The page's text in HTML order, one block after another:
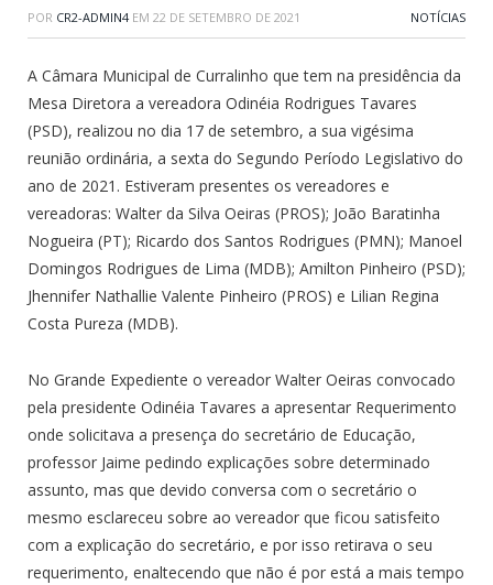
POR CR2-ADMIN4 EM 22 DE SETEMBRO DE 2021 NOTÍCIAS
A Câmara Municipal de Curralinho que tem na presidência da
Mesa Diretora a vereadora Odinéia Rodrigues Tavares
(PSD), realizou no dia 17 de setembro, a sua vigésima
reunião ordinária, a sexta do Segundo Período Legislativo do
ano de 2021. Estiveram presentes os vereadores e
vereadoras: Walter da Silva Oeiras (PROS); João Baratinha
Nogueira (PT); Ricardo dos Santos Rodrigues (PMN); Manoel
Domingos Rodrigues de Lima (MDB); Amilton Pinheiro (PSD);
Jhennifer Nathallie Valente Pinheiro (PROS) e Lilian Regina
Costa Pureza (MDB).
No Grande Expediente o vereador Walter Oeiras convocado
pela presidente Odinéia Tavares a apresentar Requerimento
onde solicitava a presença do secretário de Educação,
professor Jaime pedindo explicações sobre determinado
assunto, mas que devido conversa com o secretário o
mesmo esclareceu sobre ao vereador que ficou satisfeito
com a explicação do secretário, e por isso retirava o seu
requerimento, enaltecendo que não é por está a mais tempo